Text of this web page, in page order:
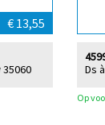
€ 13,55
Ds
Op